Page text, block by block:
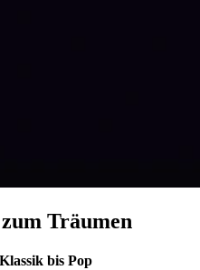
Träumen
bis Pop